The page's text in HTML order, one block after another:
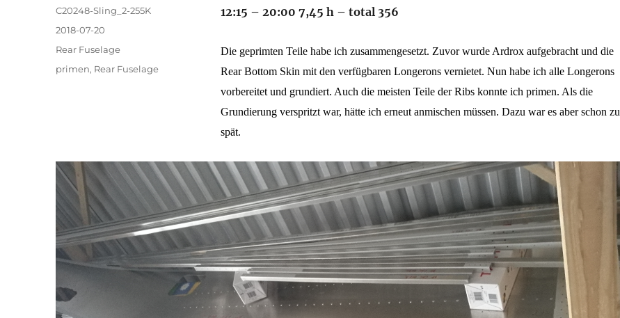
12:15 – 20:00 7,45 h – total 356
Die geprimten Teile habe ich zusammengesetzt. Zuvor wurde Ardrox aufgebracht und die
Rear Bottom Skin mit den verfügbaren Longerons vernietet. Nun habe ich alle Longerons
vorbereitet und grundiert. Auch die meisten Teile der Ribs konnte ich primen. Als die
Grundierung verspritzt war, hätte ich erneut anmischen müssen. Dazu war es aber schon zu
spät.
Autor
C20248-Sling_2-255K
Veröffentlicht
2018-07-20
Kategorien
Rear Fuselage
Schlagwörter
primen, Rear Fuselage